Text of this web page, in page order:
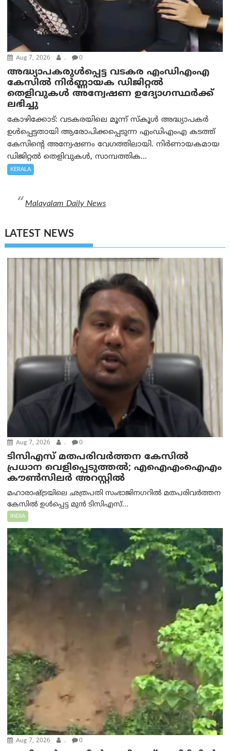
Aug 7, 2026 . 0
അദ്ധ്യാപകരുള്‍പ്പെട്ട വടകര എംഡി‌എം‌എ
കേസില്‍ നിര്‍ണ്ണായക ഡിജിറ്റല്‍
തെളിവുകള്‍ അന്വേഷണ ഉദ്യോഗസ്ഥര്‍ക്ക്
ലഭിച്ചു
കോഴിക്കോട്: വടകരയിലെ മൂന്ന് സ്കൂൾ അദ്ധ്യാപകർ
ഉൾപ്പെട്ടതായി ആരോപിക്കപ്പെടുന്ന എംഡിഎംഎ കടത്ത്
കേസിന്റെ അന്വേഷണം വേഗത്തിലായി. നിർണായകമായ
ഡിജിറ്റൽ തെളിവുകൾ, സാമ്പത്തിക...
KERALA
Malayalam Daily News
LATEST NEWS
Aug 7, 2026 . 0
ടിസിഎസ് മതപരിവർത്തന കേസിൽ
പ്രധാന വെളിപ്പെടുത്തൽ; എഐഎംഐഎം
കൗൺസിലർ അറസ്റ്റിൽ
മഹാരാഷ്ട്രയിലെ ഛത്രപതി സംഭാജിനഗറിൽ മതപരിവർത്തന
കേസിൽ ഉൾപ്പെട്ട മുൻ ടിസിഎസ്...
INDIA
Aug 7, 2026 . 0